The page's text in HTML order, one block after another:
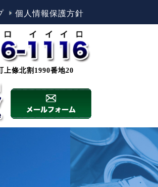
個人情報保護方針
條北割1990番地20